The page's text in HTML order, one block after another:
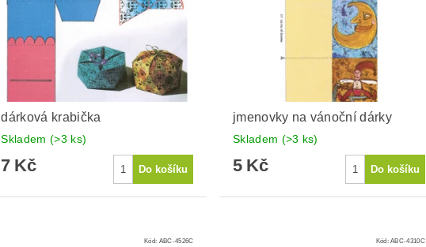
dárková krabička
Skladem (>3 ks)
7 Kč
jmenovky na vánoční dárky
Skladem (>3 ks)
5 Kč
Kód: ABC-4526C Kód:ABC-4310C